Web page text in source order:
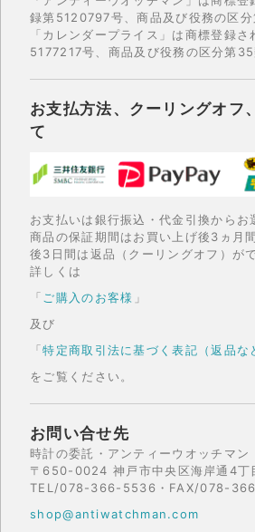
録第5120797号、商品及び役務の区
「カレンダープライス」は商標登録
5177217号、商品及び役務の区分第
お支払方法、クーリングオフ
て
お支払いは銀行振込・代金引換からお
商品の保証期間はお買い上げ後3ヵ月
後3日間は返品（クーリングオフ）が
詳しくは
「ご購入のお客様 」
及び
「特定商取引法に基づく表記（返品な
をご覧ください。
お問い合せ先
時計の委託・アンティーウオッチマン
〒650-0024 神戸市中央区海岸通4丁
TEL/078-366-5536・FAX/078-
shop@antiwatchman.com